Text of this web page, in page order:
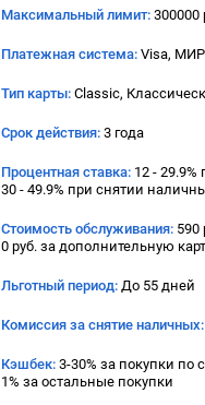
Максимальный лимит: 300000
Платежная система: Visa, МИР
Тип карты: Classic,
Срок действия: 3 года
Процентная ставка: 12 - 29.9%
30 - 49.9% при снятии
Стоимость обслуживания: 590
0 руб. за дополнительную
Льготный период: До 55 дней
Комиссия за снятие наличных:
Кэшбек: 3-30% за покупки
1% за остальные покупки